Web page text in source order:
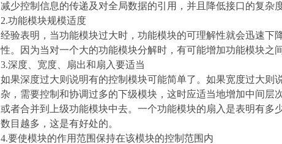
减少控制信息的传递及对全局数据的引用，并且降低接口的复杂度
2.功能模块规模适度
经验表明，当功能模块过大时，功能模块的可理解性就会迅速
性。因为当对一个大的功能模块分解时，有可能增加功能模块之
3.深度、宽度、扇出和扇入要适当
如果深度过大则说明有的控制模块可能简单了。如果宽度过大
杂，需要控制和协调过多的下级模块，这时应适当地增加中间层
或者合并到上级功能模块中去。一个功能模块的扇入是表明有
数目越多，这是有好处的。
4.要使模块的作用范围保持在该模块的控制范围内